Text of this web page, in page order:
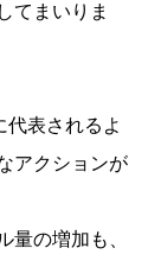
てまいりま
代表されるよ
アクションが
量の増加も、